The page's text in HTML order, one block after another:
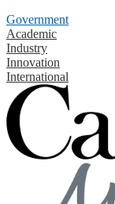
Government
Academic
Industry
Innovation
International